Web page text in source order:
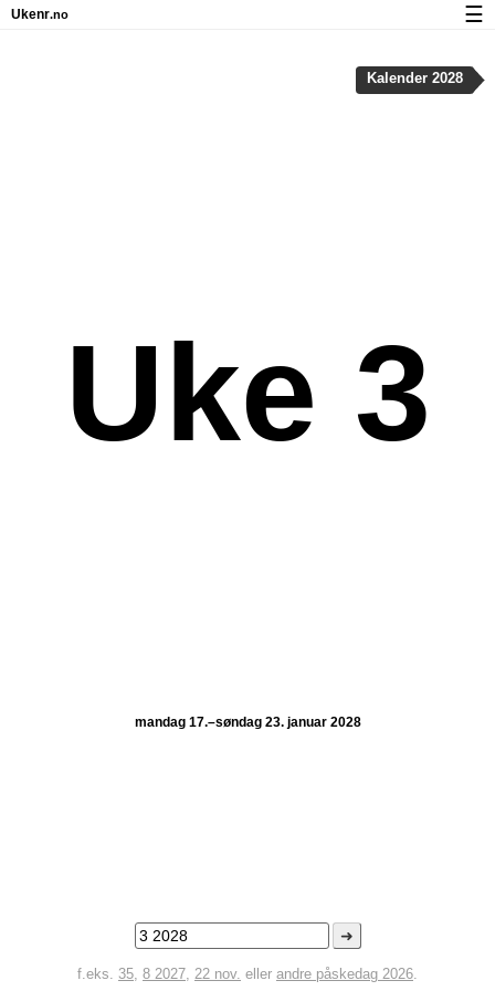
Uke 3
mandag 17.–søndag 23. januar 2028
➜
f.eks. 35, 8 2027, 22 nov. eller andre påskedag 2026.
Kalender 2028
Ukenr.no ☰